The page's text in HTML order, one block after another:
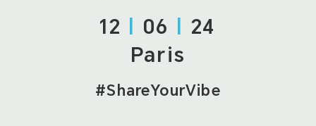
12
06 |24
Paris
#ShareYourVibe